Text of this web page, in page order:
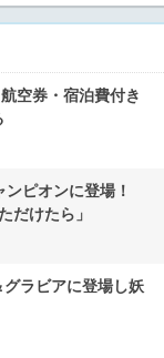
空券・宿泊費付き
ピオンに登場！
だけたら」
ラビアに登場し妖